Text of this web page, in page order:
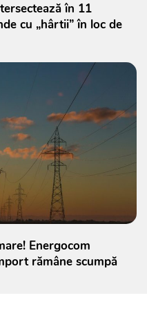
în 11
cu „hârtii” în loc de
Energocom
rămâne scumpă